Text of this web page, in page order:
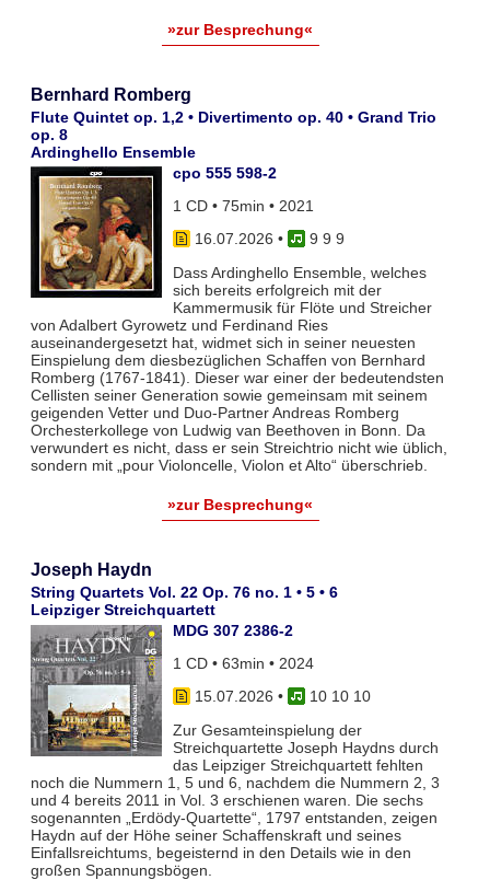
»zur Besprechung«
Bernhard Romberg
Flute Quintet op. 1,2 • Divertimento op. 40 • Grand Trio
op. 8
Ardinghello Ensemble
cpo 555 598-2
1 CD • 75min • 2021
16.07.2026 •
9 9 9
Dass Ardinghello Ensemble, welches
sich bereits erfolgreich mit der
Kammermusik für Flöte und Streicher
von Adalbert Gyrowetz und Ferdinand Ries
auseinandergesetzt hat, widmet sich in seiner neuesten
Einspielung dem diesbezüglichen Schaffen von Bernhard
Romberg (1767-1841). Dieser war einer der bedeutendsten
Cellisten seiner Generation sowie gemeinsam mit seinem
geigenden Vetter und Duo-Partner Andreas Romberg
Orchesterkollege von Ludwig van Beethoven in Bonn. Da
verwundert es nicht, dass er sein Streichtrio nicht wie üblich,
sondern mit „pour Violoncelle, Violon et Alto“ überschrieb.
»zur Besprechung«
Joseph Haydn
String Quartets Vol. 22 Op. 76 no. 1 • 5 • 6
Leipziger Streichquartett
MDG 307 2386-2
1 CD • 63min • 2024
15.07.2026 •
10 10 10
Zur Gesamteinspielung der
Streichquartette Joseph Haydns durch
das Leipziger Streichquartett fehlten
noch die Nummern 1, 5 und 6, nachdem die Nummern 2, 3
und 4 bereits 2011 in Vol. 3 erschienen waren. Die sechs
sogenannten „Erdödy-Quartette“, 1797 entstanden, zeigen
Haydn auf der Höhe seiner Schaffenskraft und seines
Einfallsreichtums, begeisternd in den Details wie in den
großen Spannungsbögen.